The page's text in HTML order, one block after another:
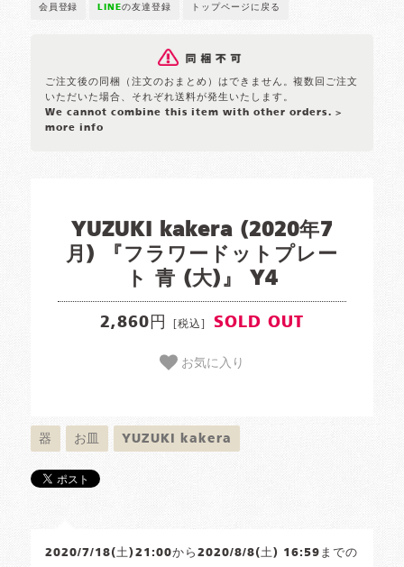
会員登録 LINEの友達登録 トップページに戻る
ご注文後の同梱（注文のおまとめ）はできません。複数回ご注文
いただいた場合、それぞれ送料が発生いたします。
We cannot combine this item with other orders. >
more info
YUZUKI kakera (2020年7
月) 『フラワードットプレー
ト 青 (大)』 Y4
2,860円 [税込] SOLD OUT
お気に入り
器 お皿 YUZUKI kakera
2020/7/18(土)21:00から2020/8/8(土) 16:59までの